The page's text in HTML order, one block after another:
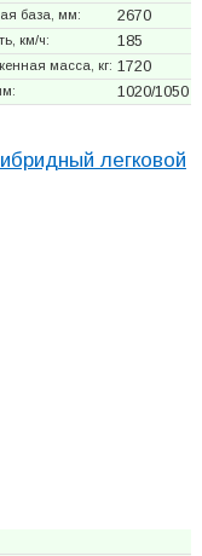
база, мм: 2670
км/ч: 185
масса, кг: 1720
1020/1050
легковой